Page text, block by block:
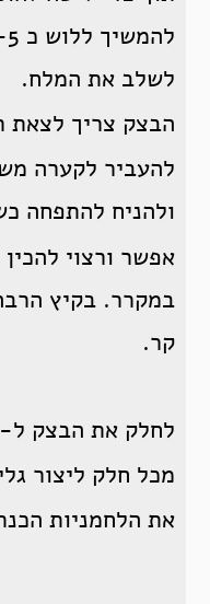
לשלב את המלח.
הבצק צריך לצאת
להעביר לקערה
ולהניח להתפחה
אפשר ורצוי
במקרר. בקיץ
קר.
לחלק את הבצק ל- 30
מכל חלק ליצור
את הלחמניות